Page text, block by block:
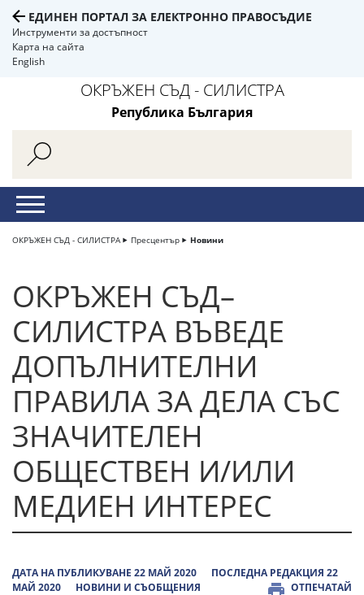
ЕДИНЕН ПОРТАЛ ЗА ЕЛЕКТРОННО ПРАВОСЪДИЕ
Инструменти за достъпност
Карта на сайта
English
ОКРЪЖЕН СЪД - СИЛИСТРА
Република България
ОКРЪЖЕН СЪД - СИЛИСТРА Пресцентър Новини
ОКРЪЖЕН СЪД–
СИЛИСТРА ВЪВЕДЕ
ДОПЪЛНИТЕЛНИ
ПРАВИЛА ЗА ДЕЛА СЪС
ЗНАЧИТЕЛЕН
ОБЩЕСТВЕН И/ИЛИ
МЕДИЕН ИНТЕРЕС
ДАТА НА ПУБЛИКУВАНЕ 22 МАЙ 2020
ПОСЛЕДНА РЕДАКЦИЯ 22
МАЙ 2020
НОВИНИ И СЪОБЩЕНИЯ ОТПЕЧАТАЙ